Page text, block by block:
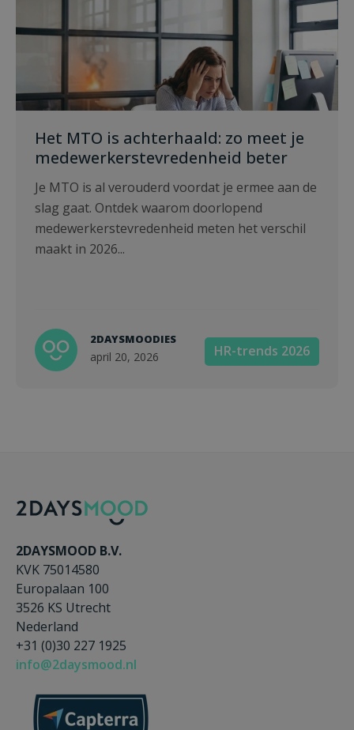
Het MTO is achterhaald: zo meet je
medewerkerstevredenheid beter
Je MTO is al verouderd voordat je ermee aan de
slag gaat. Ontdek waarom doorlopend
medewerkerstevredenheid meten het verschil
maakt in 2026...
2DAYSMOODIES
april 20, 2026 HR-trends 2026
2DAYSMOOD B.V.
KVK 75014580
Europalaan 100
3526 KS Utrecht
Nederland
+31 (0)30 227 1925
info@2daysmood.nl